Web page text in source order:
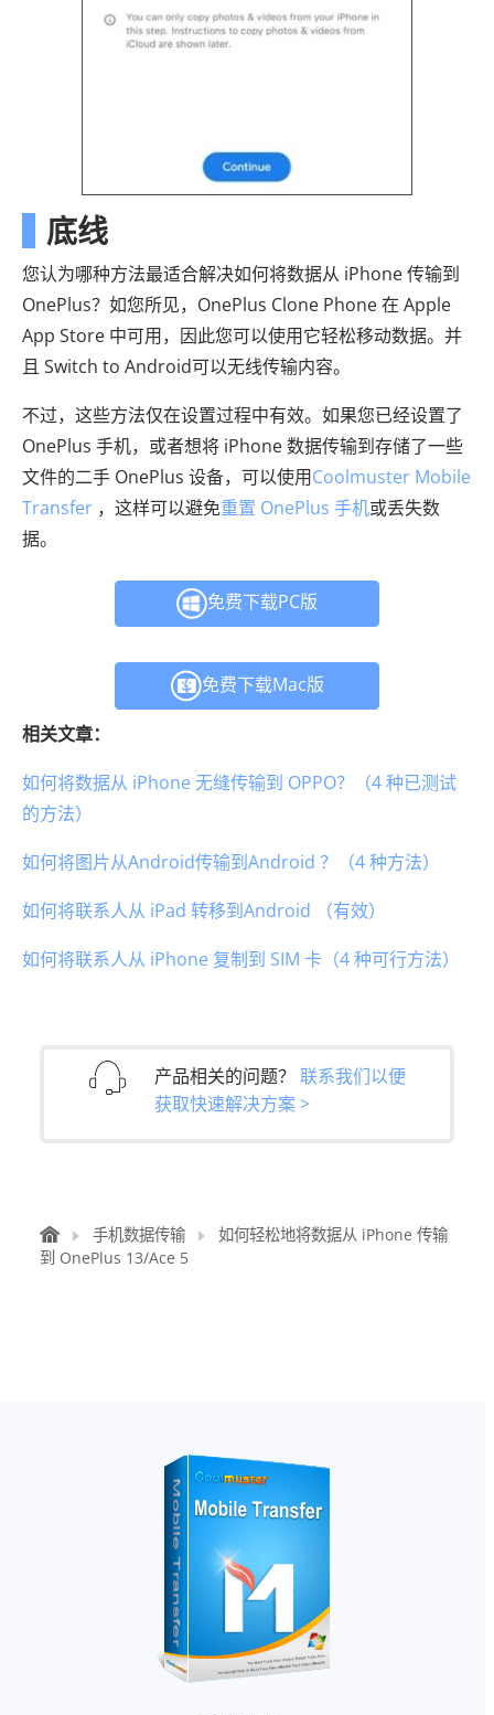
底线
您认为哪种方法最适合解决如何将数据从 iPhone 传输到
OnePlus？如您所见，OnePlus Clone Phone 在 Apple
App Store 中可用，因此您可以使用它轻松移动数据。并
且 Switch to Android可以无线传输内容。
不过，这些方法仅在设置过程中有效。如果您已经设置了
OnePlus 手机，或者想将 iPhone 数据传输到存储了一些
文件的二手 OnePlus 设备，可以使用Coolmuster Mobile
Transfer ，这样可以避免重置 OnePlus 手机或丢失数
据。
免费下载PC版
免费下载Mac版
相关文章：
如何将数据从 iPhone 无缝传输到 OPPO？（4 种已测试
的方法）
如何将图片从Android传输到Android ？（4 种方法）
如何将联系人从 iPad 转移到Android （有效）
如何将联系人从 iPhone 复制到 SIM 卡（4 种可行方法）
产品相关的问题？ 联系我们以便
获取快速解决方案 >
手机数据传输
如何轻松地将数据从 iPhone 传输
到 OnePlus 13/Ace 5